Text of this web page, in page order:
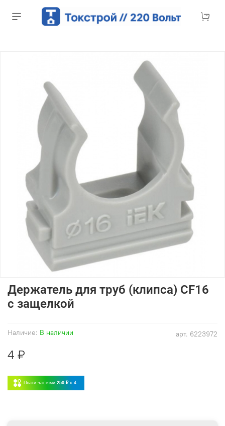
арт. 6223972
Наличие: В наличии
Держатель для труб (клипса) CF16
с защелкой
4 ₽
Плати частями 250 ₽ x 4